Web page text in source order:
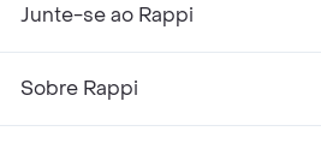
Junte-se ao Rappi
Sobre Rappi